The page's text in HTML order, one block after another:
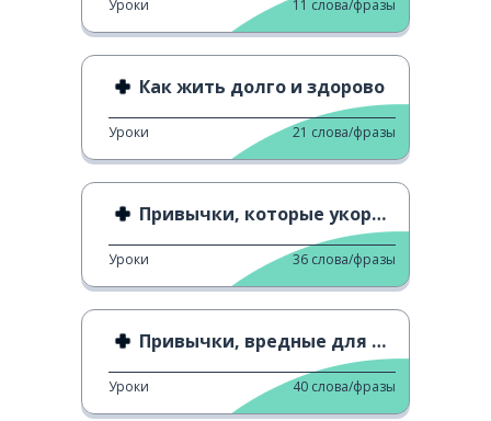
Уроки 11 слова/фразы
Как жить долго и здорово
Уроки 21 слова/фразы
Привычки, которые укорачивают жизнь
Уроки 36 слова/фразы
Привычки, вредные для психического здоровья
Уроки 40 слова/фразы